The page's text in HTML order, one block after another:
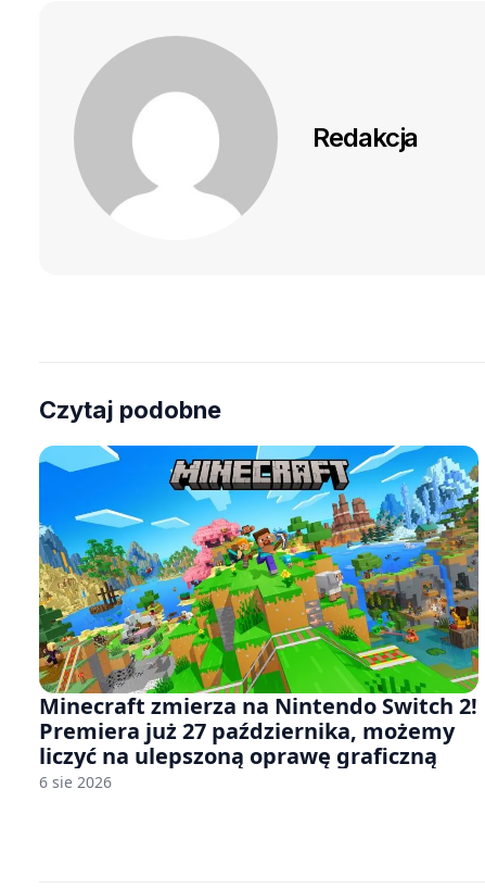
Redakcja
Czytaj podobne
Minecraft zmierza na Nintendo Switch 2!
Premiera już 27 października, możemy
liczyć na ulepszoną oprawę graficzną
6 sie 2026